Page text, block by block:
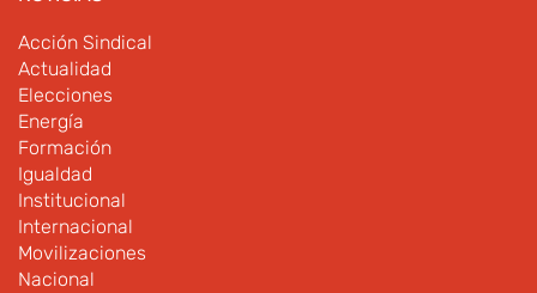
Acción Sindical
Actualidad
Elecciones
Energía
Formación
Igualdad
Institucional
Internacional
Movilizaciones
Nacional